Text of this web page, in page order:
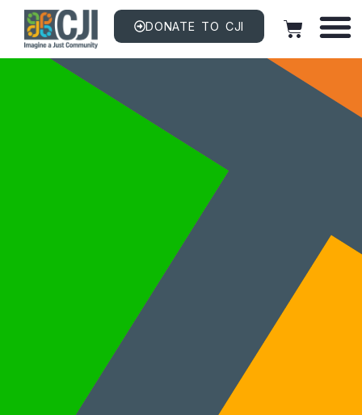
DONATE TO CJI